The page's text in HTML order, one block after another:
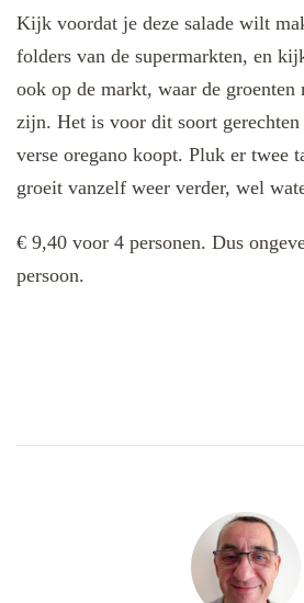
Kijk voordat je deze salade wilt
folders van de supermarkten, en
ook op de markt, waar de groenten
zijn. Het is voor dit soort
verse oregano koopt. Pluk er twee
groeit vanzelf weer verder, wel
€ 9,40 voor 4 personen. Dus
persoon.